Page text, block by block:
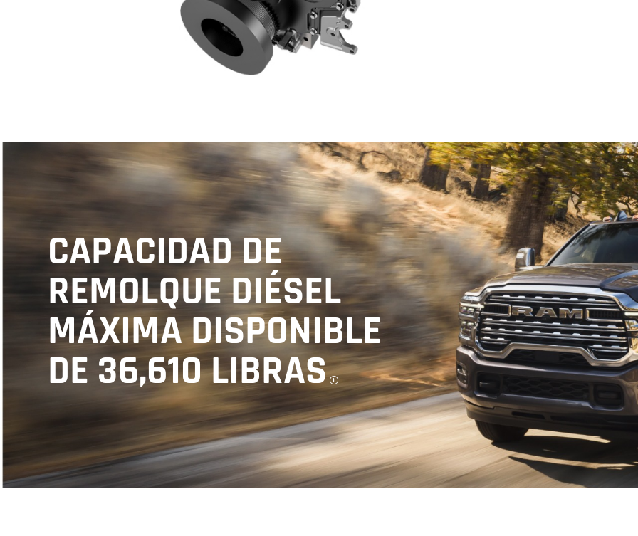
CAPACIDAD DE
REMOLQUE DIÉSEL
MÁXIMA DISPONIBLE
DE 36,610 LIBRAS
DISCLOSURE